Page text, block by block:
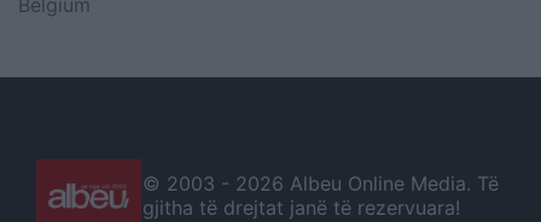
© 2003 - 2026 Albeu Online Media. Të
gjitha të drejtat janë të rezervuara!